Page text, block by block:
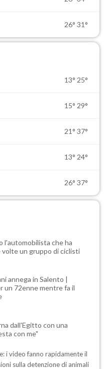
26° 31°
13° 25°
15° 29°
21° 37°
13° 24°
26° 37°
l'automobilista che ha
un gruppo di ciclisti
annega in Salento |
un 72enne mentre fa il
dall'Egitto con una
con me"
i video fanno rapidamente il
sulla detenzione di animali